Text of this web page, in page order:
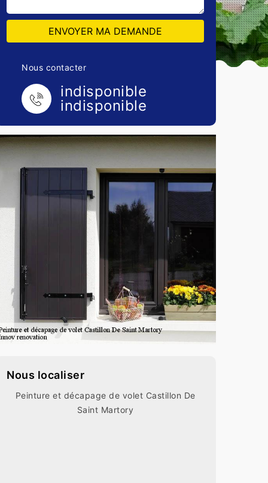
Nous contacter
indisponible
indisponible
Nous localiser
Peinture et décapage de volet Castillon De
Saint Martory